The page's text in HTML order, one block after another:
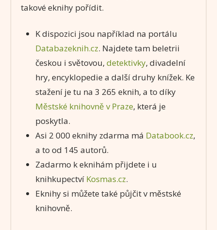
takové eknihy pořídit.
K dispozici jsou například na portálu
Databazeknih.cz. Najdete tam beletrii
českou i světovou, detektivky, divadelní
hry, encyklopedie a další druhy knížek. Ke
stažení je tu na 3 265 eknih, a to díky
Městské knihovně v Praze, která je
poskytla.
Asi 2 000 eknihy zdarma má Databook.cz,
a to od 145 autorů.
Zadarmo k eknihám přijdete i u
knihkupectví Kosmas.cz.
Eknihy si můžete také půjčit v městské
knihovně.